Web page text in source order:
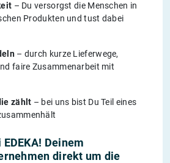
– Du versorgst die Menschen in
Produkten und tust dabei
– durch kurze Lieferwege,
faire Zusammenarbeit mit
zählt – bei uns bist Du Teil eines
Deinem
direkt um die